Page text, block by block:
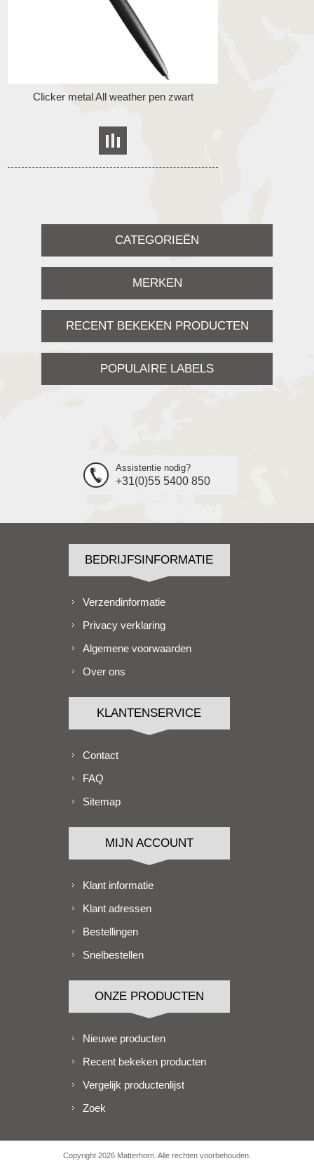
Clicker metal All weather pen zwart
CATEGORIEËN
MERKEN
RECENT BEKEKEN PRODUCTEN
POPULAIRE LABELS
Assistentie nodig?
+31(0)55 5400 850
BEDRIJFSINFORMATIE
Verzendinformatie
Privacy verklaring
Algemene voorwaarden
Over ons
KLANTENSERVICE
Contact
FAQ
Sitemap
MIJN ACCOUNT
Klant informatie
Klant adressen
Bestellingen
Snelbestellen
ONZE PRODUCTEN
Nieuwe producten
Recent bekeken producten
Vergelijk productenlijst
Zoek
Copyright 2026 Matterhorn. Alle rechten voorbehouden.